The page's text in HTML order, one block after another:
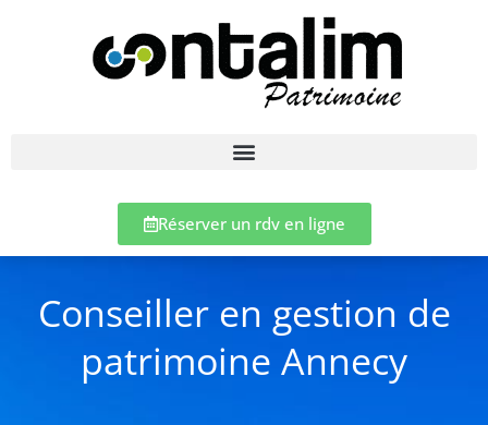
Réserver un rdv en ligne
Conseiller en gestion de
patrimoine Annecy